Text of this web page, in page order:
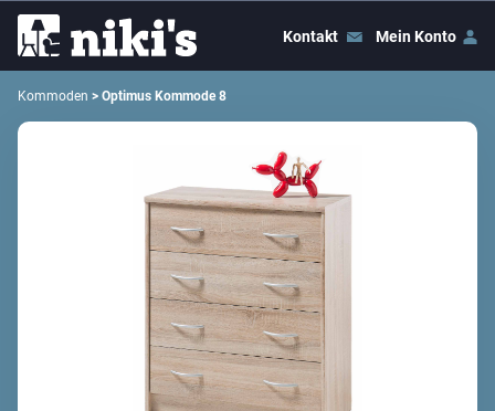
Kontakt Mein Konto
Kommoden > Optimus Kommode 8